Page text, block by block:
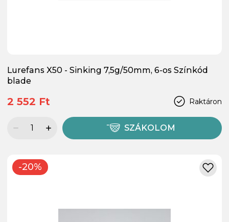
Lurefans X50 - Sinking 7,5g/50mm, 6-os Színkód
blade
Raktáron
2 552 Ft
SZÁKOLOM
-20%